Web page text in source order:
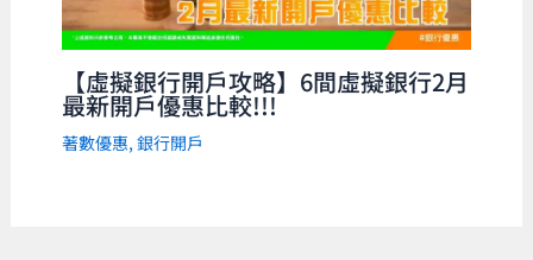
【虛擬銀行開戶攻略】6間虛擬銀行2月
最新開戶優惠比較!!!
著數優惠, 銀行開戶